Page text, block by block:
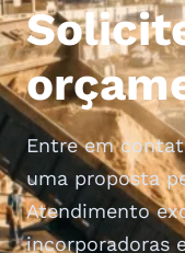
Entre em
uma proposta
Atendimento
incorporadoras